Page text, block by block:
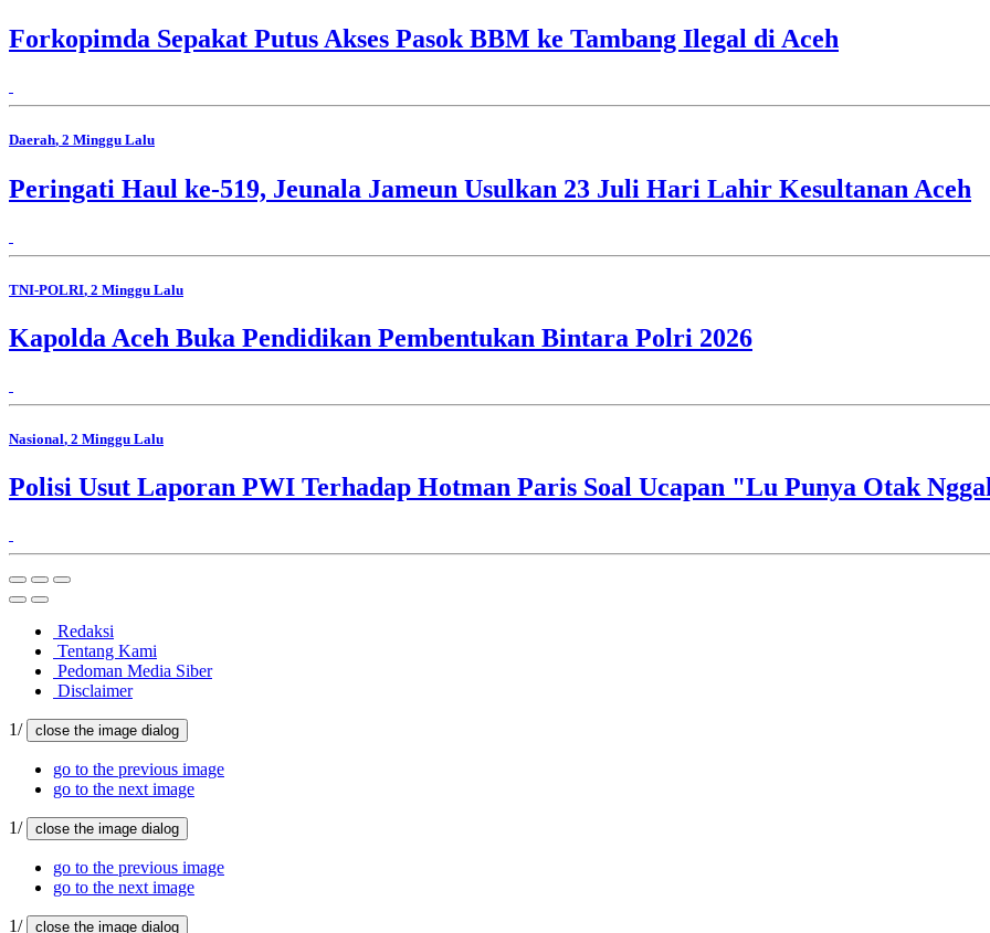
Forkopimda Sepakat Putus Akses Pasok BBM ke Tambang Ilegal di Aceh
Daerah, 2 Minggu Lalu
Peringati Haul ke-519, Jeunala Jameun Usulkan 23 Juli Hari Lahir Kesultanan Aceh
TNI-POLRI, 2 Minggu Lalu
Kapolda Aceh Buka Pendidikan Pembentukan Bintara Polri 2026
Nasional, 2 Minggu Lalu
Polisi Usut Laporan PWI Terhadap Hotman Paris Soal Ucapan "Lu Punya Otak
Redaksi
Tentang Kami
Pedoman Media Siber
Disclaimer
1/ close the image dialog
go to the previous image
go to the next image
1/ close the image dialog
go to the previous image
go to the next image
1/ close the image dialog